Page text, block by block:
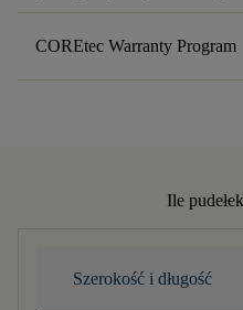
COREtec Warranty Program
Ile
Szerokość i długość